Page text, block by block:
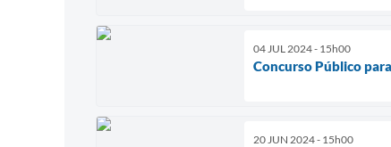
04 JUL 2024 - 15h00
Concurso Público
20 JUN 2024 - 15h00